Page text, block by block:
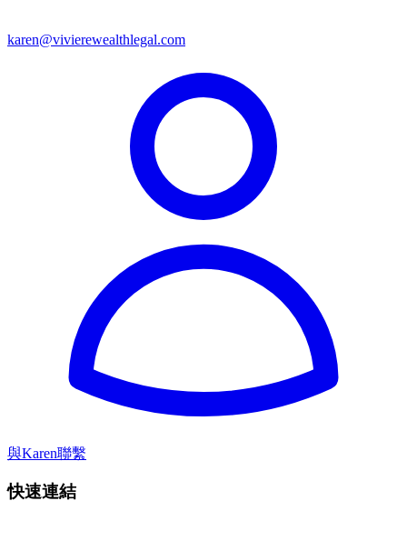
karen@vivierewealthlegal.com
與Karen聯繫
快速連結